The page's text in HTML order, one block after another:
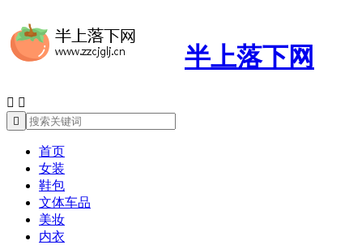
半上落下网
 

首页
女装
鞋包
文体车品
美妆
内衣